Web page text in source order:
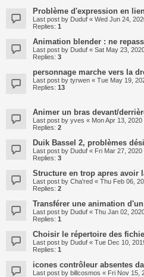
Problème d'expression en
Last post by Duduf « Wed Jun 24,
Replies: 1
Animation blender : ne
Last post by Duduf « Sat May 23,
Replies: 3
personnage marche vers la
Last post by tyrwen « Tue May 19,
Replies: 13
Animer un bras devant/
Last post by yves « Mon Apr 13,
Replies: 2
Duik Bassel 2, problèmes
Last post by Duduf « Fri Mar 27, 2020
Replies: 3
Structure en trop apres avoir
Last post by Cha'red « Thu Feb 06,
Replies: 2
Transférer une animation
Last post by Duduf « Thu Jan 02,
Replies: 1
Choisir le répertoire des
Last post by Duduf « Tue Dec 10,
Replies: 1
icones contrôleur absentes
Last post by billcosmos « Fri Nov 15,